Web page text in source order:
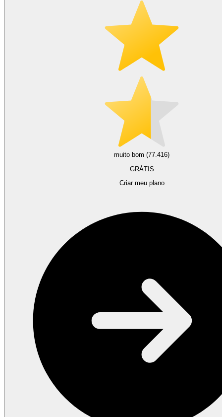
muito bom (77.416)
GRÁTIS
Criar meu plano